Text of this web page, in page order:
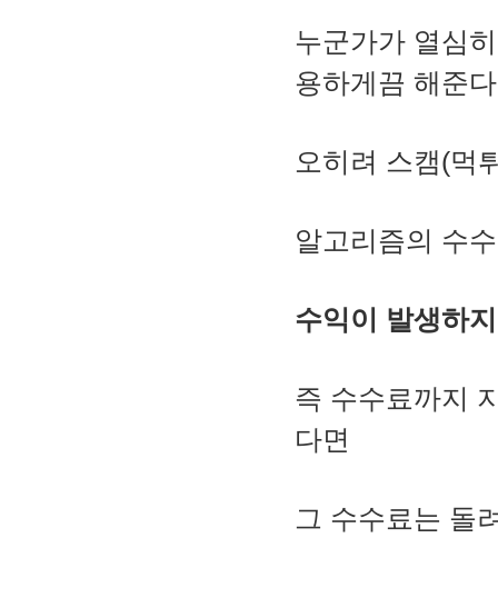
누군가가 열심
용하게끔 해준
오히려 스캠(먹
알고리즘의 수
수익이 발생하
즉 수수료까지
다면
그 수수료는 돌